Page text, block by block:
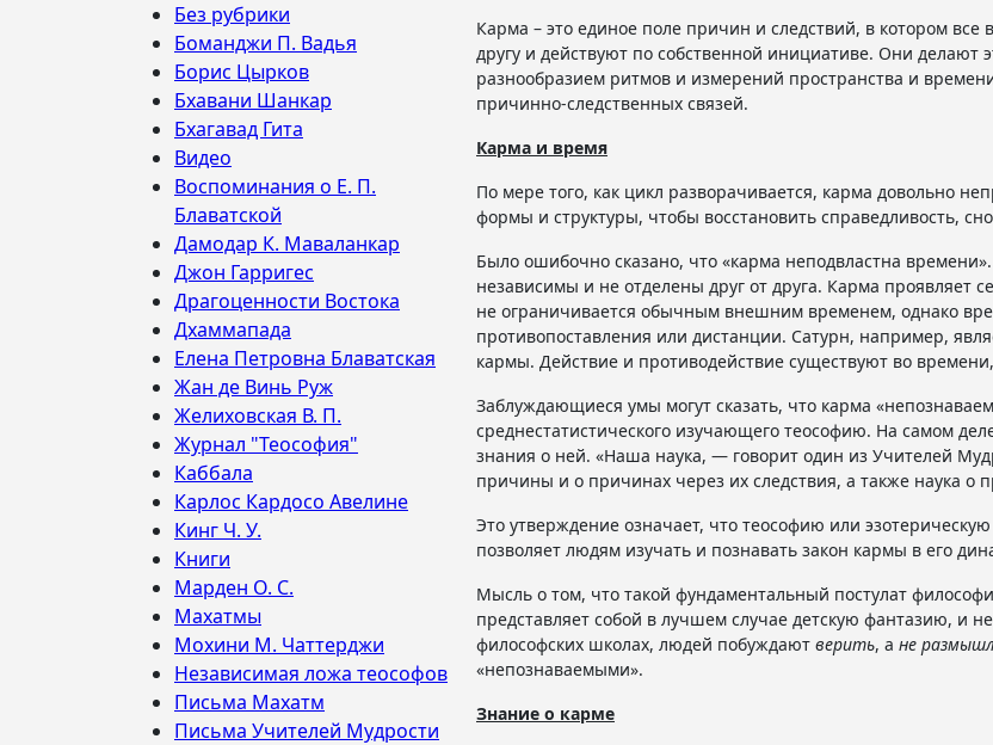
Без рубрики
Боманджи П. Вадья
Борис Цырков
Бхавани Шанкар
Бхагавад Гита
Видео
Воспоминания о Е. П.
Блаватской
Дамодар К. Маваланкар
Джон Гарригес
Драгоценности Востока
Дхаммапада
Елена Петровна Блаватская
Жан де Винь Руж
Желиховская В. П.
Журнал "Теософия"
Каббала
Карлос Кардосо Авелине
Кинг Ч. У.
Книги
Марден О. С.
Махатмы
Мохини М. Чаттерджи
Независимая ложа теософов
Письма Махатм
Письма Учителей Мудрости
Карма – это единое поле причин и следствий, в котором
другу и действуют по собственной инициативе. Они
разнообразием ритмов и измерений пространства и
причинно-следственных связей.
Карма и время
По мере того, как цикл разворачивается, карма довольно
формы и структуры, чтобы восстановить справедливость,
Было ошибочно сказано, что «карма неподвластна
независимы и не отделены друг от друга. Карма проявляет
не ограничивается обычным внешним временем, однако
противопоставления или дистанции. Сатурн, например,
кармы. Действие и противодействие существуют во
Заблуждающиеся умы могут сказать, что карма
среднестатистического изучающего теософию. На самом
знания о ней. «Наша наука, — говорит один из Учителей
причины и о причинах через их следствия, а также наука о
Это утверждение означает, что теософию или
позволяет людям изучать и познавать закон кармы в его
Мысль о том, что такой фундаментальный постулат
представляет собой в лучшем случае детскую фантазию, и
философских школах, людей побуждают верить, а не
«непознаваемыми».
Знание о карме